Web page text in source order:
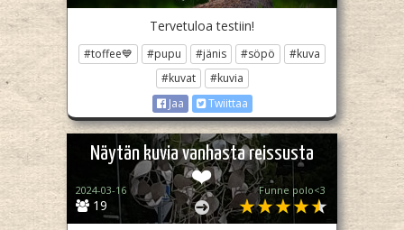
Tervetuloa testiin!
#toffee💙 #pupu #jänis #söpö
#kuva
#kuvat
#kuvia
Jaa
Twiittaa
Näytän kuvia vanhasta reissusta
❤️
19
2024-03-16 Funne polo<3